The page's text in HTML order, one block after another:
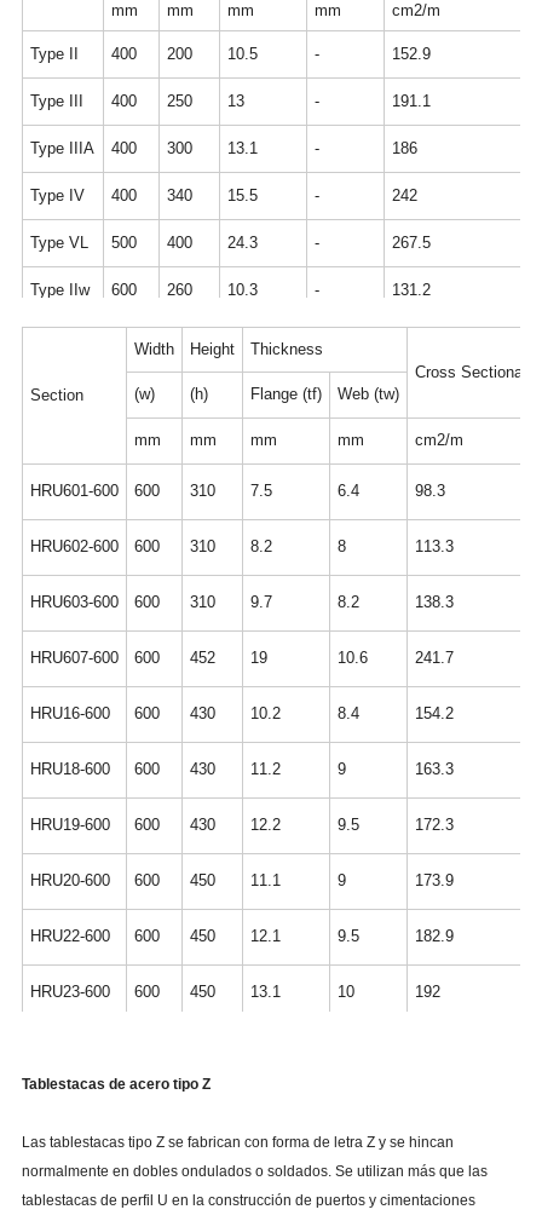
mm mm mm mm cm2/m
Type II 400 200 10.5 - 152.9
Type III 400 250 13 - 191.1
Type IIIA 400 300 13.1 - 186
Type IV 400 340 15.5 - 242
Type VL 500 400 24.3 - 267.5
Type IIw 600 260 10.3 - 131.2
Type IVw - 225.5
Section
Width Height
Thickness
Cross Sectional
(w)
(h) Flange (tf) Web (tw)
mm mm mm mm cm2/m
HRU601-600 600 310 7.5 6.4 98.3
HRU602-600 600 310 8.2 8 113.3
HRU603-600 600 310 9.7 8.2 138.3
HRU607-600 600 452 19 10.6 241.7
HRU16-600 600 430 10.2 8.4 154.2
HRU18-600 600 430 11.2 9 163.3
HRU19-600 600 430 12.2 9.5 172.3
HRU20-600 600 450 11.1 9 173.9
HRU22-600 600 450 12.1 9.5 182.9
HRU23-600 600 450 13.1 10 192
Tablestacas de acero tipo Z
Las tablestacas tipo Z se fabrican con forma de letra Z y se hincan
normalmente en dobles ondulados o soldados. Se utilizan más que las
tablestacas de perfil U en la construcción de puertos y cimentaciones